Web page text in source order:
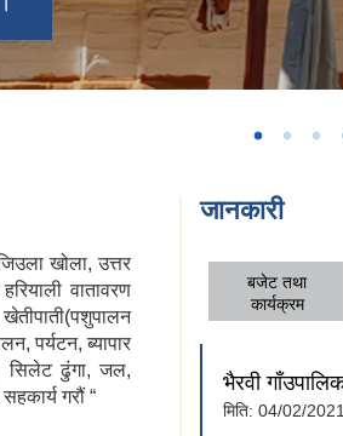
खोला, उत्तर
वातावरण
पर्यटन, ब्यापार
सिलेट ढुंगा, जल,
गरौं “
जानकारी
बजेट तथा
कार्यक्रम
भैरवी
मिति: 04/02/